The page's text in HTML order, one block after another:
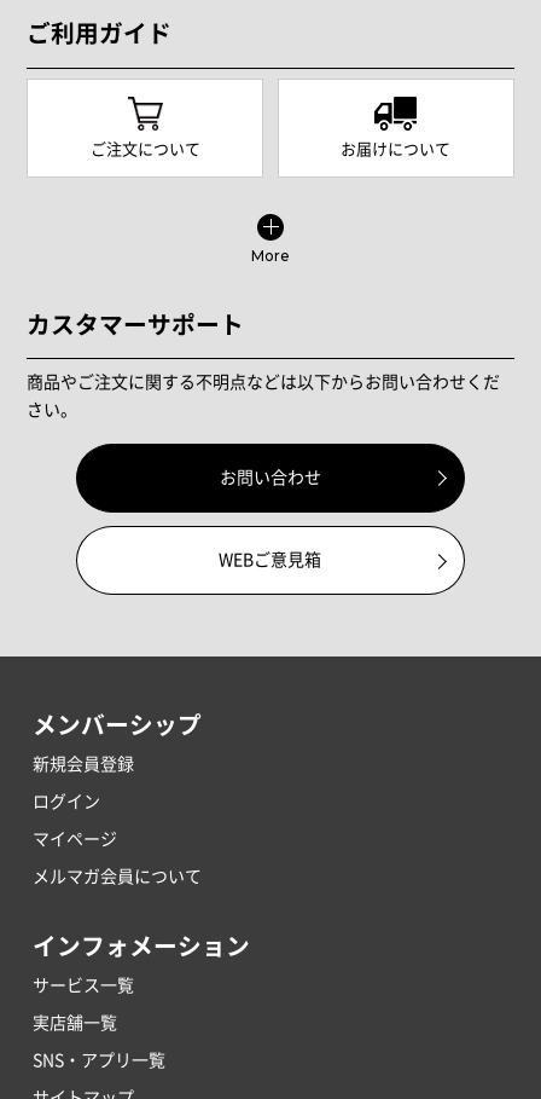
ご利用ガイド
ご注文について お届けについて
More
カスタマーサポート
商品やご注文に関する不明点などは以下からお問い合わせくだ
さい。
お問い合わせ
WEBご意見箱
メンバーシップ
新規会員登録
ログイン
マイページ
メルマガ会員について
インフォメーション
サービス一覧
実店舗一覧
SNS・アプリ一覧